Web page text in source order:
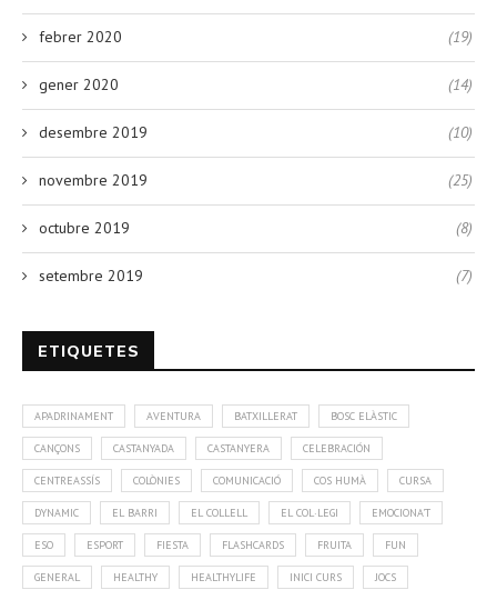
febrer 2020 (19)
gener 2020 (14)
desembre 2019 (10)
novembre 2019 (25)
octubre 2019 (8)
setembre 2019 (7)
ETIQUETES
APADRINAMENT AVENTURA BATXILLERAT BOSC ELÀSTIC
CANÇONS CASTANYADA CASTANYERA CELEBRACIÓN
CENTREASSÍS COLÒNIES COMUNICACIÓ COS HUMÀ CURSA
DYNAMIC EL BARRI EL COLLELL EL COL·LEGI EMOCIONA'T
ESO ESPORT FIESTA FLASHCARDS FRUITA FUN
GENERAL HEALTHY HEALTHYLIFE INICI CURS JOCS